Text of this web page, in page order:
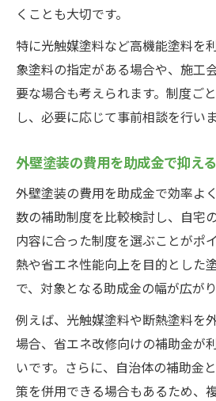
くことも大切です。
特に光触媒塗料など高機能塗料を
象塗料の指定がある場合や、施工
要な場合も考えられます。制度ご
し、必要に応じて事前相談を行い
外壁塗装の費用を助成金で抑え
外壁塗装の費用を助成金で効率よ
数の補助制度を比較検討し、自宅
内容に合った制度を選ぶことがポ
熱や省エネ性能向上を目的とした
で、対象となる助成金の幅が広がり
例えば、光触媒塗料や断熱塗料を
場合、省エネ改修向けの補助金が
いです。さらに、自治体の補助金
策を併用できる場合もあるため、